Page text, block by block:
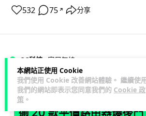
本網站正使用 Cookie
我們使用 Cookie 改善網站體驗。 繼續使
我們的網站即表示您同意我們的 Cookie 政
策 。
532 75 ↗ 分享
3C科技 家居無線
Vin 1 日
逾 20 款平價路由器爆後